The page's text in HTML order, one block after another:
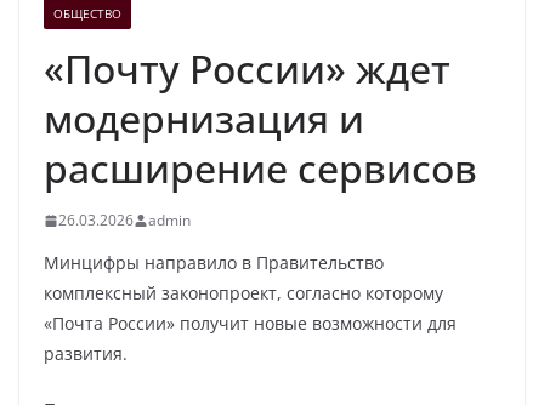
ОБЩЕСТВО
«Почту России» ждет
модернизация и
расширение сервисов
26.03.2026 admin
Минцифры направило в Правительство
комплексный законопроект, согласно которому
«Почта России» получит новые возможности для
развития.